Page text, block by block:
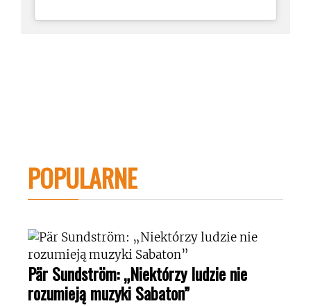
POPULARNE
Pär Sundström: „Niektórzy ludzie nie
rozumieją muzyki Sabaton”